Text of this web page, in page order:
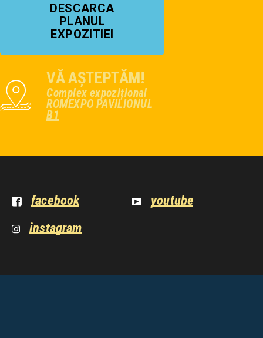
DESCARCA
PLANUL
EXPOZITIEI
VĂ AȘTEPTĂM!
Complex expozițional
ROMEXPO PAVILIONUL
B1
facebook
youtube
instagram